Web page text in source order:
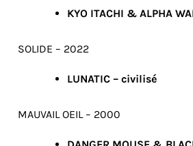
KYO ITACHI & ALPHA
SOLIDE – 2022
LUNATIC – civilisé
MAUVAIL OEIL – 2000